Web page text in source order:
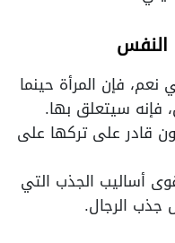
النفس
فإن المرأة حينما
فإنه سيتعلق بها.
قادر على تركها على
أساليب الجذب التي
الرجال.